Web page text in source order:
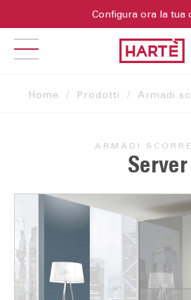
Configura ora la tua
Home Prodotti Armadi
ARMADI
Server